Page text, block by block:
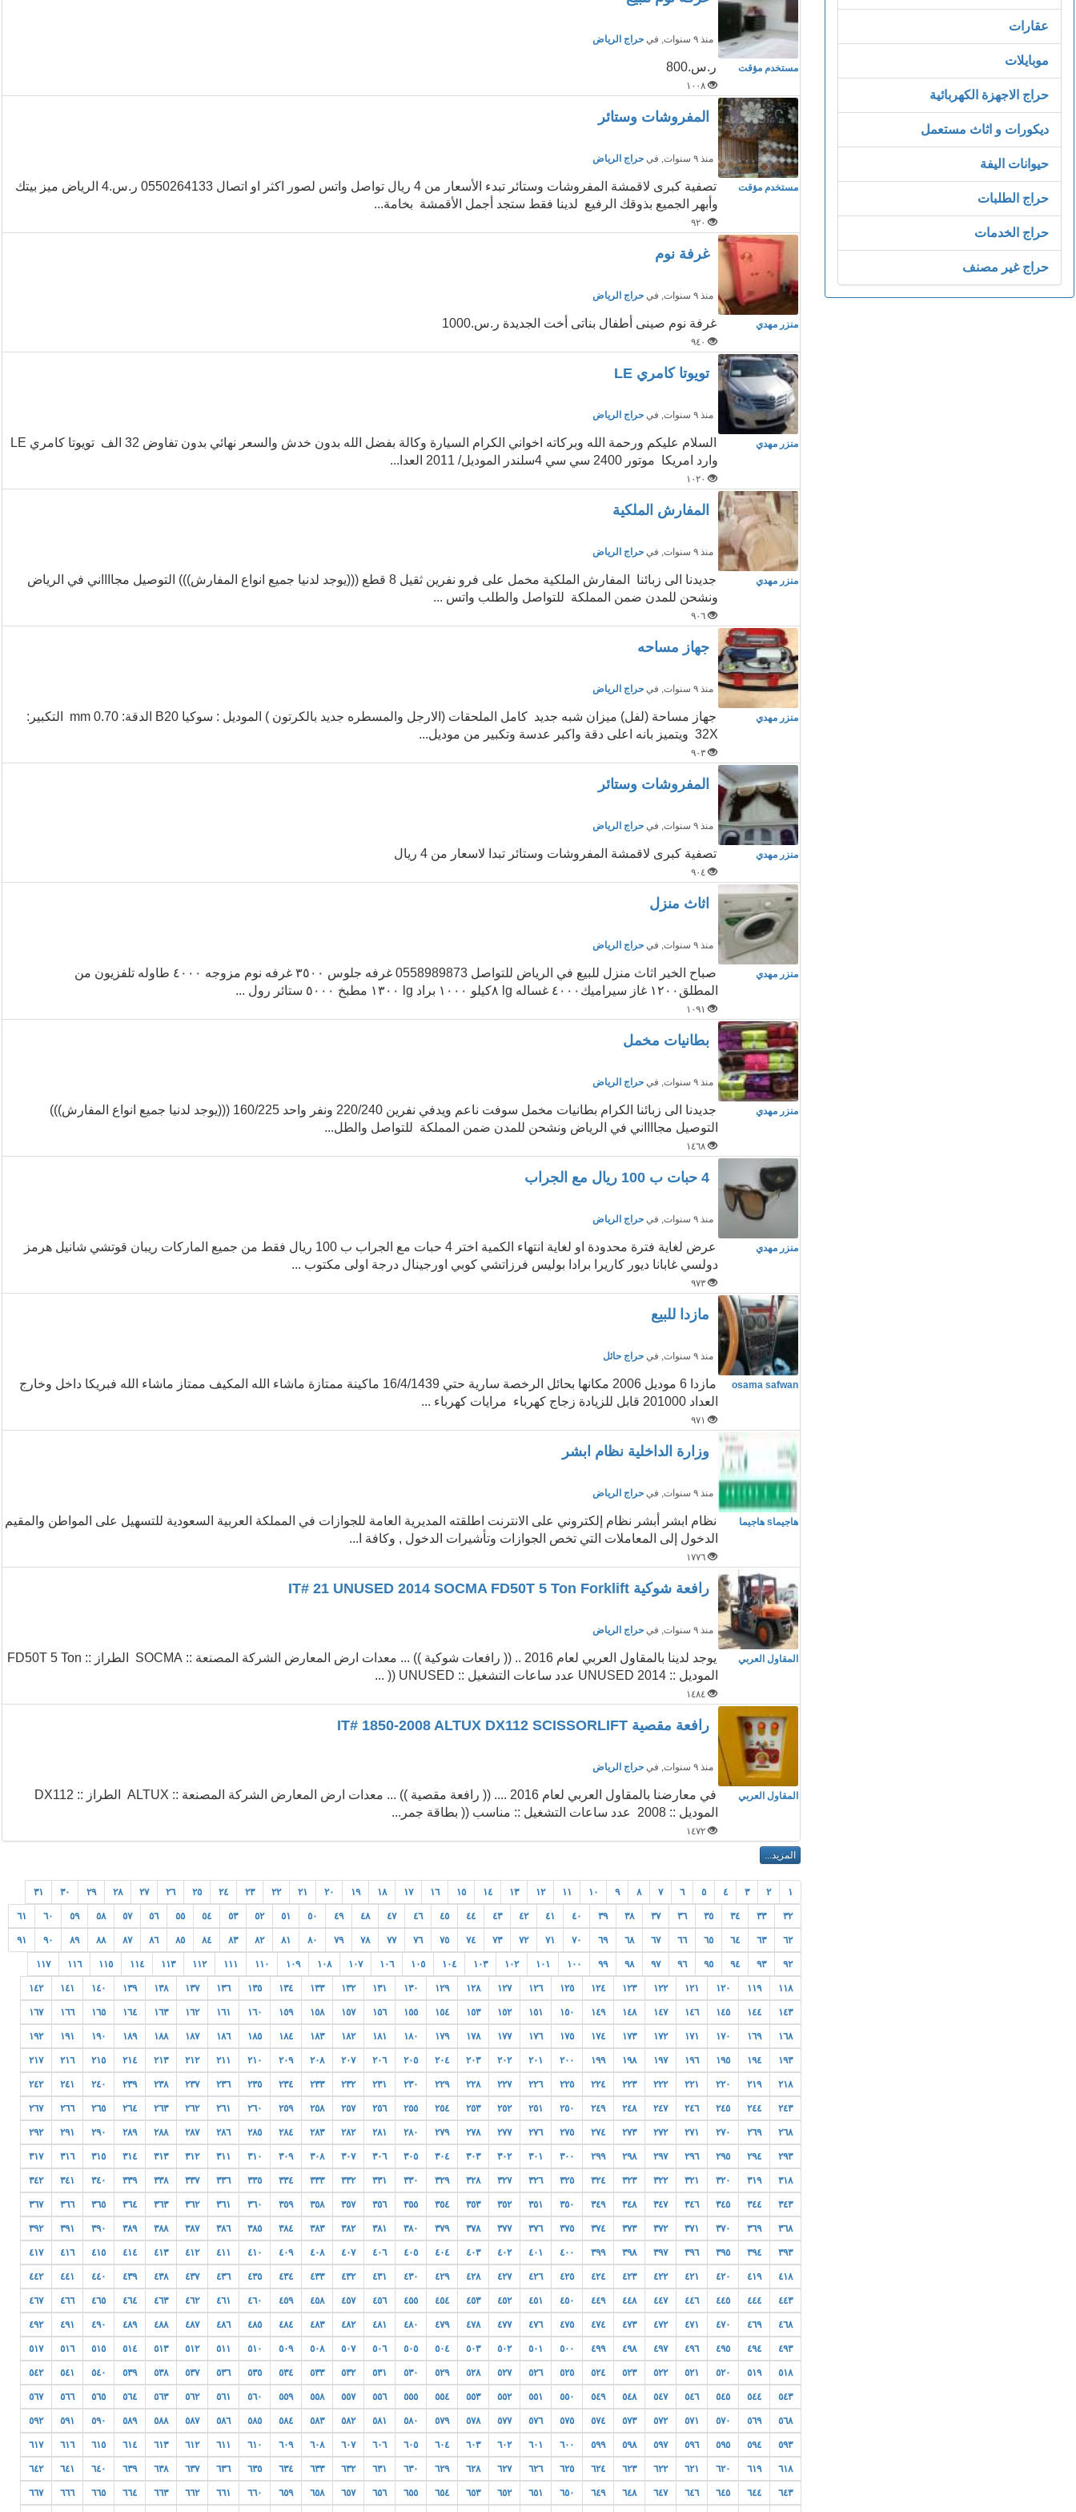
عقارات
موبايلات
حراج الاجهزة الكهربائية
ديكورات و اثاث مستعمل
حيوانات اليفة
حراج الطلبات
حراج الخدمات
حراج غير مصنف
منذ ٩ سنوات , فيحراج الرياض
مستخدم مؤقت ر.س.800
١٠٠٨
المفروشات وستائر
منذ ٩ سنوات , فيحراج الرياض
مستخدم مؤقت
تصفية كبرى لاقمشة المفروشات وستائر تبدء الأسعار من 4 ريال تواصل واتس لصور اكثر او اتصال 0550264133 ر.س.4 الرياض ميز بيتك
وأبهر الجميع بذوقك الرفيع لدينا فقط ستجد أجمل الأقمشة بخامة...
٩٢٠
غرفة نوم
منذ ٩ سنوات , فيحراج الرياض
منزر مهدي غرفة نوم صينى أطفال بناتى أخت الجديدة ر.س.1000
٩٤٠
تويوتا كامري LE
منذ ٩ سنوات , فيحراج الرياض
منزر مهدي
السلام عليكم ورحمة الله وبركاته اخواني الكرام السيارة وكالة بفضل الله بدون خدش والسعر نهائي بدون تفاوض 32 الف تويوتا كامري LE
وارد امريكا موتور 2400 سي سي 4سلندر الموديل/ 2011 العدا...
١٠٢٠
المفارش الملكية
منذ ٩ سنوات , فيحراج الرياض
منزر مهدي
جديدنا الى زبائنا المفارش الملكية مخمل على فرو نفرين ثقيل 8 قطع (((يوجد لدنيا جميع انواع المفارش))) التوصيل مجااااني في الرياض
ونشحن للمدن ضمن المملكة للتواصل والطلب واتس ...
٩٠٦
جهاز مساحه
منذ ٩ سنوات , فيحراج الرياض
منزر مهدي
جهاز مساحة (لفل) ميزان شبه جديد كامل الملحقات (الارجل والمسطره جديد بالكرتون ) الموديل : سوكيا B20 الدقة: mm 0.70 التكبير:
32X ويتميز بانه اعلى دقة واكبر عدسة وتكبير من موديل...
٩٠٣
المفروشات وستائر
منذ ٩ سنوات , فيحراج الرياض
منزر مهدي تصفية كبرى لاقمشة المفروشات وستائر تبدا لاسعار من 4 ريال
٩٠٤
اثاث منزل
منذ ٩ سنوات , فيحراج الرياض
منزر مهدي
صباح الخير اثاث منزل للبيع في الرياض للتواصل 0558989873 غرفه جلوس ٣٥٠٠ غرفه نوم مزوجه ٤٠٠٠ طاوله تلفزيون من
المطلق١٢٠٠ غاز سيراميك٤٠٠٠ غساله lg ٨كيلو ١٠٠٠ براد lg ١٣٠٠ مطبخ ٥٠٠٠ ستائر رول ...
١٠٩١
بطانيات مخمل
منذ ٩ سنوات , فيحراج الرياض
منزر مهدي
جديدنا الى زبائنا الكرام بطانيات مخمل سوفت ناعم ويدفي نفرين 220/240 ونفر واحد 160/225 (((يوجد لدنيا جميع انواع المفارش)))
التوصيل مجااااني في الرياض ونشحن للمدن ضمن المملكة للتواصل والطل...
١٤٦٨
4 حبات ب 100 ريال مع الجراب
منذ ٩ سنوات , فيحراج الرياض
منزر مهدي
عرض لغاية فترة محدودة او لغاية انتهاء الكمية اختر 4 حبات مع الجراب ب 100 ريال فقط من جميع الماركات ريبان قوتشي شانيل هرمز
دولسي غابانا ديور كاريرا برادا بوليس فرزاتشي كوبي اورجينال درجة اولى مكتوب ...
٩٧٣
مازدا للبيع
منذ ٩ سنوات , فيحراج حائل
osama safwan
مازدا 6 موديل 2006 مكانها بحائل الرخصة سارية حتي 16/4/1439 ماكينة ممتازة ماشاء الله المكيف ممتاز ماشاء الله فبريكا داخل وخارج
العداد 201000 قابل للزيادة زجاج كهرباء مرايات كهرباء ...
٩٧١
وزارة الداخلية نظام ابشر
منذ ٩ سنوات , فيحراج الرياض
هاجيماs هاجيما
نظام ابشر أبشر نظام إلكتروني على الانترنت اطلقته المديرية العامة للجوازات في المملكة العربية السعودية للتسهيل على المواطن والمقيم
الدخول إلى المعاملات التي تخص الجوازات وتأشيرات الدخول , وكافة ا...
١٧٧٦
رافعة شوكية IT# 21 UNUSED 2014 SOCMA FD50T 5 Ton Forklift
منذ ٩ سنوات , فيحراج الرياض
المقاول العربي
يوجد لدينا بالمقاول العربي لعام 2016 .. (( رافعات شوكية )) ... معدات ارض المعارض الشركة المصنعة :: SOCMA الطراز :: FD50T 5 Ton
الموديل :: UNUSED 2014 عدد ساعات التشغيل :: UNUSED (( ...
١٤٨٤
رافعة مقصية IT# 1850-2008 ALTUX DX112 SCISSORLIFT
منذ ٩ سنوات , فيحراج الرياض
المقاول العربي
في معارضنا بالمقاول العربي لعام 2016 .... (( رافعة مقصية )) ... معدات ارض المعارض الشركة المصنعة :: ALTUX الطراز :: DX112
الموديل :: 2008 عدد ساعات التشغيل :: مناسب (( بطاقة جمر...
١٤٧٢
١ ٢ ٣ ٤ ٥ ٦ ٧ ٨ ٩ ١٠ ١١ ١٢ ١٣ ١٤ ١٥ ١٦ ١٧ ١٨ ١٩ ٢٠ ٢١ ٢٢ ٢٣ ٢٤ ٢٥ ٢٦ ٢٧ ٢٨ ٢٩ ٣٠ ٣١
٣٢ ٣٣ ٣٤ ٣٥ ٣٦ ٣٧ ٣٨ ٣٩ ٤٠ ٤١ ٤٢ ٤٣ ٤٤ ٤٥ ٤٦ ٤٧ ٤٨ ٤٩ ٥٠ ٥١ ٥٢ ٥٣ ٥٤ ٥٥ ٥٦ ٥٧ ٥٨ ٥٩ ٦٠ ٦١
٦٢ ٦٣ ٦٤ ٦٥ ٦٦ ٦٧ ٦٨ ٦٩ ٧٠ ٧١ ٧٢ ٧٣ ٧٤ ٧٥ ٧٦ ٧٧ ٧٨ ٧٩ ٨٠ ٨١ ٨٢ ٨٣ ٨٤ ٨٥ ٨٦ ٨٧ ٨٨ ٨٩ ٩٠ ٩١
٩٢ ٩٣ ٩٤ ٩٥ ٩٦ ٩٧ ٩٨ ٩٩ ١٠٠ ١٠١ ١٠٢ ١٠٣ ١٠٤ ١٠٥ ١٠٦ ١٠٧ ١٠٨ ١٠٩ ١١٠ ١١١ ١١٢ ١١٣ ١١٤ ١١٥ ١١٦ ١١٧
١١٨ ١١٩ ١٢٠ ١٢١ ١٢٢ ١٢٣ ١٢٤ ١٢٥ ١٢٦ ١٢٧ ١٢٨ ١٢٩ ١٣٠ ١٣١ ١٣٢ ١٣٣ ١٣٤ ١٣٥ ١٣٦ ١٣٧ ١٣٨ ١٣٩ ١٤٠ ١٤١ ١٤٢
١٤٣ ١٤٤ ١٤٥ ١٤٦ ١٤٧ ١٤٨ ١٤٩ ١٥٠ ١٥١ ١٥٢ ١٥٣ ١٥٤ ١٥٥ ١٥٦ ١٥٧ ١٥٨ ١٥٩ ١٦٠ ١٦١ ١٦٢ ١٦٣ ١٦٤ ١٦٥ ١٦٦ ١٦٧
١٦٨ ١٦٩ ١٧٠ ١٧١ ١٧٢ ١٧٣ ١٧٤ ١٧٥ ١٧٦ ١٧٧ ١٧٨ ١٧٩ ١٨٠ ١٨١ ١٨٢ ١٨٣ ١٨٤ ١٨٥ ١٨٦ ١٨٧ ١٨٨ ١٨٩ ١٩٠ ١٩١ ١٩٢
١٩٣ ١٩٤ ١٩٥ ١٩٦ ١٩٧ ١٩٨ ١٩٩ ٢٠٠ ٢٠١ ٢٠٢ ٢٠٣ ٢٠٤ ٢٠٥ ٢٠٦ ٢٠٧ ٢٠٨ ٢٠٩ ٢١٠ ٢١١ ٢١٢ ٢١٣ ٢١٤ ٢١٥ ٢١٦ ٢١٧
٢١٨ ٢١٩ ٢٢٠ ٢٢١ ٢٢٢ ٢٢٣ ٢٢٤ ٢٢٥ ٢٢٦ ٢٢٧ ٢٢٨ ٢٢٩ ٢٣٠ ٢٣١ ٢٣٢ ٢٣٣ ٢٣٤ ٢٣٥ ٢٣٦ ٢٣٧ ٢٣٨ ٢٣٩ ٢٤٠ ٢٤١ ٢٤٢
٢٤٣ ٢٤٤ ٢٤٥ ٢٤٦ ٢٤٧ ٢٤٨ ٢٤٩ ٢٥٠ ٢٥١ ٢٥٢ ٢٥٣ ٢٥٤ ٢٥٥ ٢٥٦ ٢٥٧ ٢٥٨ ٢٥٩ ٢٦٠ ٢٦١ ٢٦٢ ٢٦٣ ٢٦٤ ٢٦٥ ٢٦٦ ٢٦٧
٢٦٨ ٢٦٩ ٢٧٠ ٢٧١ ٢٧٢ ٢٧٣ ٢٧٤ ٢٧٥ ٢٧٦ ٢٧٧ ٢٧٨ ٢٧٩ ٢٨٠ ٢٨١ ٢٨٢ ٢٨٣ ٢٨٤ ٢٨٥ ٢٨٦ ٢٨٧ ٢٨٨ ٢٨٩ ٢٩٠ ٢٩١ ٢٩٢
٢٩٣ ٢٩٤ ٢٩٥ ٢٩٦ ٢٩٧ ٢٩٨ ٢٩٩ ٣٠٠ ٣٠١ ٣٠٢ ٣٠٣ ٣٠٤ ٣٠٥ ٣٠٦ ٣٠٧ ٣٠٨ ٣٠٩ ٣١٠ ٣١١ ٣١٢ ٣١٣ ٣١٤ ٣١٥ ٣١٦ ٣١٧
٣١٨ ٣١٩ ٣٢٠ ٣٢١ ٣٢٢ ٣٢٣ ٣٢٤ ٣٢٥ ٣٢٦ ٣٢٧ ٣٢٨ ٣٢٩ ٣٣٠ ٣٣١ ٣٣٢ ٣٣٣ ٣٣٤ ٣٣٥ ٣٣٦ ٣٣٧ ٣٣٨ ٣٣٩ ٣٤٠ ٣٤١ ٣٤٢
٣٤٣ ٣٤٤ ٣٤٥ ٣٤٦ ٣٤٧ ٣٤٨ ٣٤٩ ٣٥٠ ٣٥١ ٣٥٢ ٣٥٣ ٣٥٤ ٣٥٥ ٣٥٦ ٣٥٧ ٣٥٨ ٣٥٩ ٣٦٠ ٣٦١ ٣٦٢ ٣٦٣ ٣٦٤ ٣٦٥ ٣٦٦ ٣٦٧
٣٦٨ ٣٦٩ ٣٧٠ ٣٧١ ٣٧٢ ٣٧٣ ٣٧٤ ٣٧٥ ٣٧٦ ٣٧٧ ٣٧٨ ٣٧٩ ٣٨٠ ٣٨١ ٣٨٢ ٣٨٣ ٣٨٤ ٣٨٥ ٣٨٦ ٣٨٧ ٣٨٨ ٣٨٩ ٣٩٠ ٣٩١ ٣٩٢
٣٩٣ ٣٩٤ ٣٩٥ ٣٩٦ ٣٩٧ ٣٩٨ ٣٩٩ ٤٠٠ ٤٠١ ٤٠٢ ٤٠٣ ٤٠٤ ٤٠٥ ٤٠٦ ٤٠٧ ٤٠٨ ٤٠٩ ٤١٠ ٤١١ ٤١٢ ٤١٣ ٤١٤ ٤١٥ ٤١٦ ٤١٧
٤١٨ ٤١٩ ٤٢٠ ٤٢١ ٤٢٢ ٤٢٣ ٤٢٤ ٤٢٥ ٤٢٦ ٤٢٧ ٤٢٨ ٤٢٩ ٤٣٠ ٤٣١ ٤٣٢ ٤٣٣ ٤٣٤ ٤٣٥ ٤٣٦ ٤٣٧ ٤٣٨ ٤٣٩ ٤٤٠ ٤٤١ ٤٤٢
٤٤٣ ٤٤٤ ٤٤٥ ٤٤٦ ٤٤٧ ٤٤٨ ٤٤٩ ٤٥٠ ٤٥١ ٤٥٢ ٤٥٣ ٤٥٤ ٤٥٥ ٤٥٦ ٤٥٧ ٤٥٨ ٤٥٩ ٤٦٠ ٤٦١ ٤٦٢ ٤٦٣ ٤٦٤ ٤٦٥ ٤٦٦ ٤٦٧
٤٦٨ ٤٦٩ ٤٧٠ ٤٧١ ٤٧٢ ٤٧٣ ٤٧٤ ٤٧٥ ٤٧٦ ٤٧٧ ٤٧٨ ٤٧٩ ٤٨٠ ٤٨١ ٤٨٢ ٤٨٣ ٤٨٤ ٤٨٥ ٤٨٦ ٤٨٧ ٤٨٨ ٤٨٩ ٤٩٠ ٤٩١ ٤٩٢
٤٩٣ ٤٩٤ ٤٩٥ ٤٩٦ ٤٩٧ ٤٩٨ ٤٩٩ ٥٠٠ ٥٠١ ٥٠٢ ٥٠٣ ٥٠٤ ٥٠٥ ٥٠٦ ٥٠٧ ٥٠٨ ٥٠٩ ٥١٠ ٥١١ ٥١٢ ٥١٣ ٥١٤ ٥١٥ ٥١٦ ٥١٧
٥١٨ ٥١٩ ٥٢٠ ٥٢١ ٥٢٢ ٥٢٣ ٥٢٤ ٥٢٥ ٥٢٦ ٥٢٧ ٥٢٨ ٥٢٩ ٥٣٠ ٥٣١ ٥٣٢ ٥٣٣ ٥٣٤ ٥٣٥ ٥٣٦ ٥٣٧ ٥٣٨ ٥٣٩ ٥٤٠ ٥٤١ ٥٤٢
٥٤٣ ٥٤٤ ٥٤٥ ٥٤٦ ٥٤٧ ٥٤٨ ٥٤٩ ٥٥٠ ٥٥١ ٥٥٢ ٥٥٣ ٥٥٤ ٥٥٥ ٥٥٦ ٥٥٧ ٥٥٨ ٥٥٩ ٥٦٠ ٥٦١ ٥٦٢ ٥٦٣ ٥٦٤ ٥٦٥ ٥٦٦ ٥٦٧
٥٦٨ ٥٦٩ ٥٧٠ ٥٧١ ٥٧٢ ٥٧٣ ٥٧٤ ٥٧٥ ٥٧٦ ٥٧٧ ٥٧٨ ٥٧٩ ٥٨٠ ٥٨١ ٥٨٢ ٥٨٣ ٥٨٤ ٥٨٥ ٥٨٦ ٥٨٧ ٥٨٨ ٥٨٩ ٥٩٠ ٥٩١ ٥٩٢
٥٩٣ ٥٩٤ ٥٩٥ ٥٩٦ ٥٩٧ ٥٩٨ ٥٩٩ ٦٠٠ ٦٠١ ٦٠٢ ٦٠٣ ٦٠٤ ٦٠٥ ٦٠٦ ٦٠٧ ٦٠٨ ٦٠٩ ٦١٠ ٦١١ ٦١٢ ٦١٣ ٦١٤ ٦١٥ ٦١٦ ٦١٧
٦١٨ ٦١٩ ٦٢٠ ٦٢١ ٦٢٢ ٦٢٣ ٦٢٤ ٦٢٥ ٦٢٦ ٦٢٧ ٦٢٨ ٦٢٩ ٦٣٠ ٦٣١ ٦٣٢ ٦٣٣ ٦٣٤ ٦٣٥ ٦٣٦ ٦٣٧ ٦٣٨ ٦٣٩ ٦٤٠ ٦٤١ ٦٤٢
٦٤٣ ٦٤٤ ٦٤٥ ٦٤٦ ٦٤٧ ٦٤٨ ٦٤٩ ٦٥٠ ٦٥١ ٦٥٢ ٦٥٣ ٦٥٤ ٦٥٥ ٦٥٦ ٦٥٧ ٦٥٨ ٦٥٩ ٦٦٠ ٦٦١ ٦٦٢ ٦٦٣ ٦٦٤ ٦٦٥ ٦٦٦ ٦٦٧